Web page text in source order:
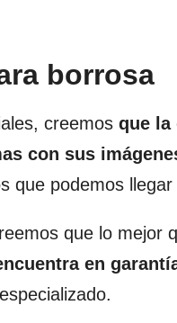
borrosa
creemos que la
con sus
que podemos
que lo mejor
en